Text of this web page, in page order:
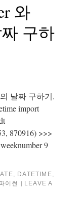
와
구하
날짜 구하기.
import
870916) >>>
9
, DATETIME,
이썬 | LEAVE A